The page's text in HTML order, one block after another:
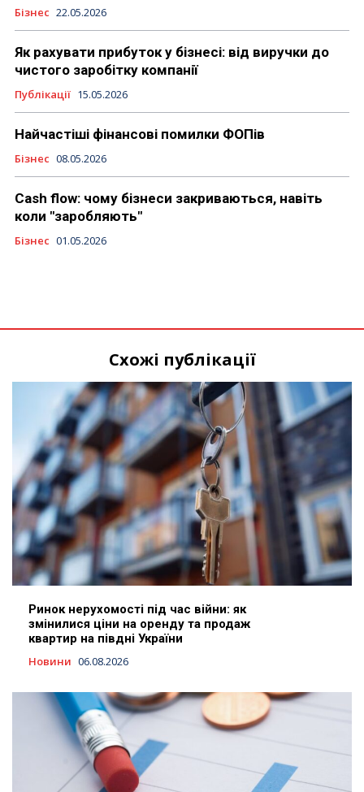
Бізнес 22.05.2026
Як рахувати прибуток у бізнесі: від виручки до
чистого заробітку компанії
Публікації 15.05.2026
Найчастіші фінансові помилки ФОПів
Бізнес 08.05.2026
Cash flow: чому бізнеси закриваються, навіть
коли "заробляють"
Бізнес 01.05.2026
Схожі публікації
Ринок нерухомості під час війни: як
змінилися ціни на оренду та продаж
квартир на півдні України
Новини 06.08.2026